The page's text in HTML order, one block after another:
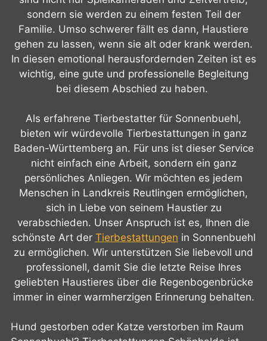
sondern sie werden zu einem festen Teil der
Familie. Umso schwerer fällt es dann, Haustiere
gehen zu lassen, wenn sie alt oder krank werden.
In diesen emotional herausfordernden Zeiten ist es
wichtig, eine gute und professionelle Begleitung
bei diesem Abschied zu haben.
Als erfahrene Tierbestatter für Sonnenbuehl,
bieten wir würdevolle Tierbestattungen in ganz
Baden-Württemberg an. Für uns ist dieser Service
nicht einfach eine Arbeit, sondern ein ganz
persönliches Anliegen. Wir möchten es jedem
Menschen in Landkreis Reutlingen ermöglichen,
sich in Liebe von seinem Haustier zu
verabschieden. Unser Anspruch ist es, Ihnen die
schönste Art der Tierbestattungen in Sonnenbuehl
zu ermöglichen. Wir unterstützen Sie liebevoll und
professionell, damit Sie die letzte Reise Ihres
geliebten Haustieres über die Regenbogenbrücke
immer in einer warmherzigen Erinnerung behalten.
Hund gestorben oder Katze verstorben im Raum